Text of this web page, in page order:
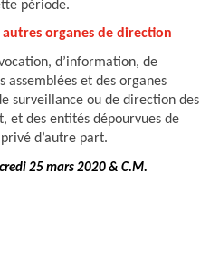
période.
organes de direction
d’information, de
et des organes
surveillance ou de direction des
et des entités dépourvues de
d’autre part.
25 mars 2020 & C.M.